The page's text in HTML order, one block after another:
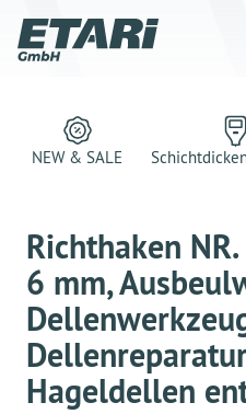
NEW & SALE
Richthaken
6 mm,
Hageldellen